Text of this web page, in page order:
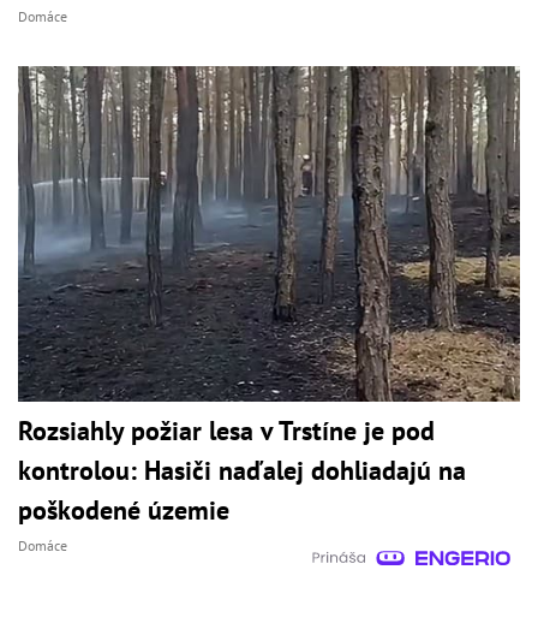
Domáce
Rozsiahly požiar lesa v Trstíne je pod
kontrolou: Hasiči naďalej dohliadajú na
poškodené územie
Domáce